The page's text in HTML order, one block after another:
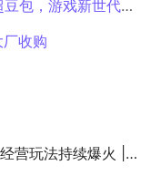
戏新世代由AI队友开启
收购
续爆火 | 休闲新游周报